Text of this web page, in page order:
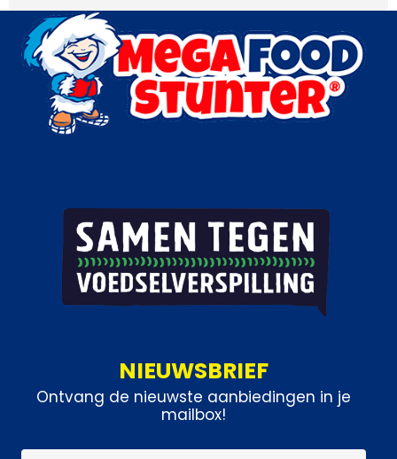
NIEUWSBRIEF
Ontvang de nieuwste aanbiedingen in je
mailbox!